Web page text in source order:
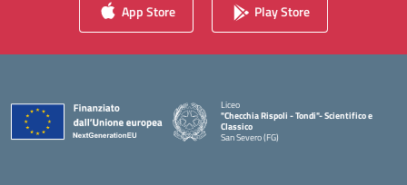
App Store Play Store
Liceo
"Checchia Rispoli - Tondi"- Scientifico e
Classico
San Severo (FG)